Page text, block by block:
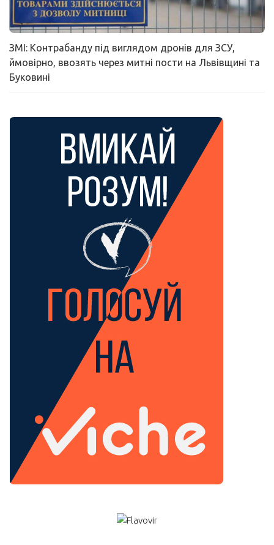
ЗМІ: Контрабанду під виглядом дронів для ЗСУ,
ймовірно, ввозять через митні пости на Львівщині та
Буковині